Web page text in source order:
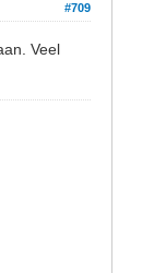
#709
Veel